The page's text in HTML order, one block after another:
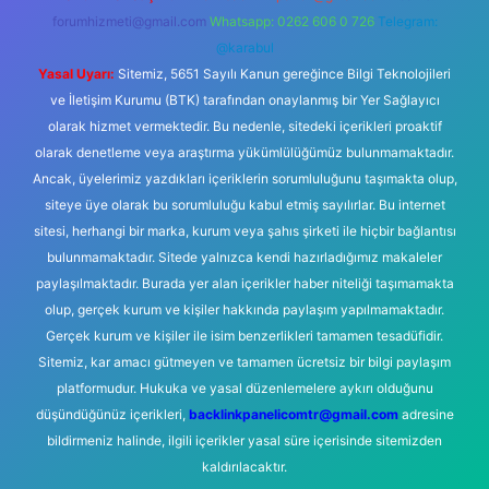
forumhizmeti@gmail.com Whatsapp: 0262 606 0 726 Telegram:
@karabul
Yasal Uyarı: Sitemiz, 5651 Sayılı Kanun gereğince Bilgi Teknolojileri
ve İletişim Kurumu (BTK) tarafından onaylanmış bir Yer Sağlayıcı
olarak hizmet vermektedir. Bu nedenle, sitedeki içerikleri proaktif
olarak denetleme veya araştırma yükümlülüğümüz bulunmamaktadır.
Ancak, üyelerimiz yazdıkları içeriklerin sorumluluğunu taşımakta olup,
siteye üye olarak bu sorumluluğu kabul etmiş sayılırlar. Bu internet
sitesi, herhangi bir marka, kurum veya şahıs şirketi ile hiçbir bağlantısı
bulunmamaktadır. Sitede yalnızca kendi hazırladığımız makaleler
paylaşılmaktadır. Burada yer alan içerikler haber niteliği taşımamakta
olup, gerçek kurum ve kişiler hakkında paylaşım yapılmamaktadır.
Gerçek kurum ve kişiler ile isim benzerlikleri tamamen tesadüfidir.
Sitemiz, kar amacı gütmeyen ve tamamen ücretsiz bir bilgi paylaşım
platformudur. Hukuka ve yasal düzenlemelere aykırı olduğunu
düşündüğünüz içerikleri, backlinkpanelicomtr@gmail.comadresine
bildirmeniz halinde, ilgili içerikler yasal süre içerisinde sitemizden
kaldırılacaktır.